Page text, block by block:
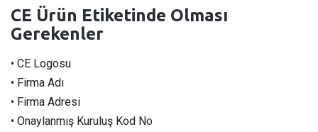
CE Ürün Etiketinde Olması
Gerekenler
• CE Logosu
• Firma Adı
• Firma Adresi
• Onaylanmış Kuruluş Kod No